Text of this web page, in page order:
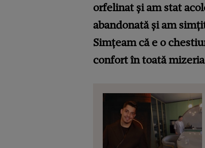
orfelinat și am stat
abandonată și am
Simțeam că e o
confort în toată